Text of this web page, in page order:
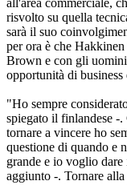
all'area commerciale,
risvolto su quella
sarà il suo
per ora è che
Brown e con gli
opportunità di
"Ho sempre
spiegato il finlandese -
tornare a vincere ho
questione di quando e
grande e io voglio
aggiunto -. Tornare